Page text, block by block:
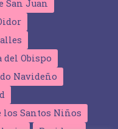
San Juan
del Obispo
Navideño
los Santos Niños